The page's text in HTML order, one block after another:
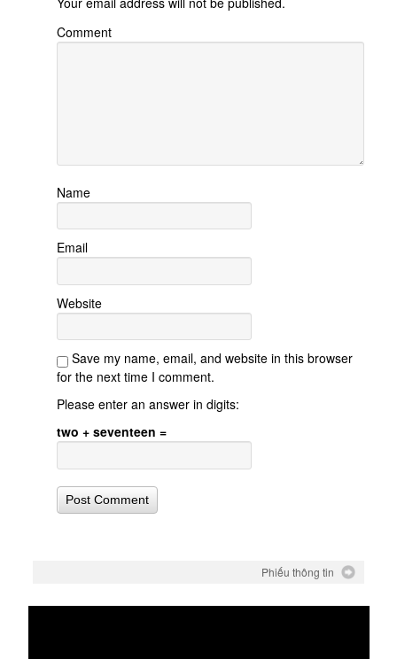
Tài Liệu
Sách Linh Thao
Linh Thao 30 Ngày
Comment
Name
Email
Website
Save my name, email, and website in this browser
for the next time I comment.
Please enter an answer in digits:
two + seventeen =
Phiếu thông tin